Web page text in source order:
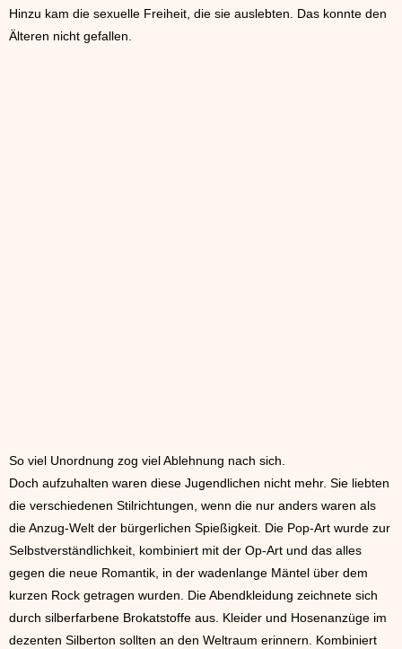
Hinzu kam die sexuelle Freiheit, die sie auslebten. Das konnte den
Älteren nicht gefallen.
So viel Unordnung zog viel Ablehnung nach sich.
Doch aufzuhalten waren diese Jugendlichen nicht mehr. Sie liebten
die verschiedenen Stilrichtungen, wenn die nur anders waren als
die Anzug-Welt der bürgerlichen Spießigkeit. Die Pop-Art wurde zur
Selbstverständlichkeit, kombiniert mit der Op-Art und das alles
gegen die neue Romantik, in der wadenlange Mäntel über dem
kurzen Rock getragen wurden. Die Abendkleidung zeichnete sich
durch silberfarbene Brokatstoffe aus. Kleider und Hosenanzüge im
dezenten Silberton sollten an den Weltraum erinnern. Kombiniert